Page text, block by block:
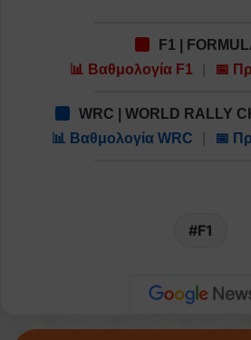
F1 |
📊 Βαθμολογία F1
📅
WRC | WORLD RALLY
📊 Βαθμολογία WRC
📅
F1